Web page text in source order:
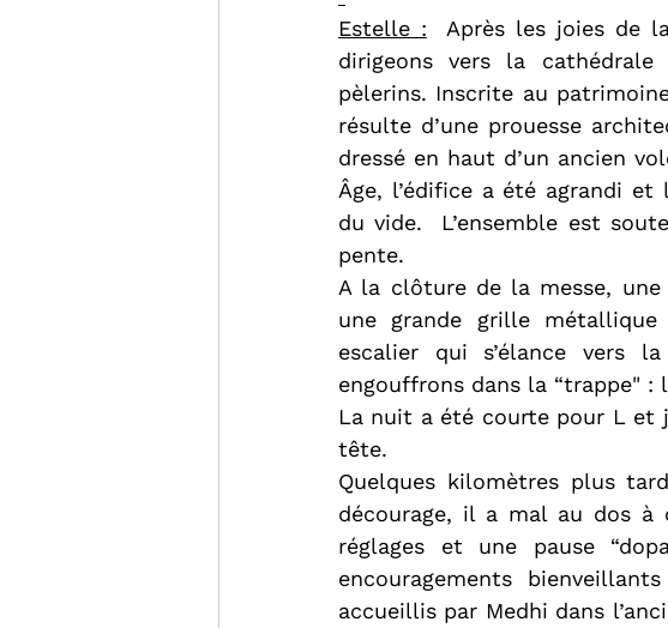
Estelle : Après les joies de
dirigeons vers la
pèlerins. Inscrite au
résulte d’une prouesse
dressé en haut d’un ancien
Âge, l’édifice a été agrandi
du vide.  L’ensemble est
pente.
A la clôture de la messe,
une grande grille
escalier qui s’élance vers
engouffrons dans la “trappe"
La nuit a été courte pour L et
tête.
Quelques kilomètres plus
décourage, il a mal au dos à
réglages et une pause
encouragements
accueillis par Medhi dans